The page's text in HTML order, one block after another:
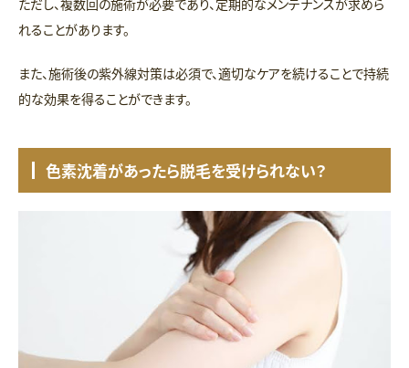
ただし、複数回の施術が必要であり、定期的なメンテナンスが求めら
れることがあります。
また、施術後の紫外線対策は必須で、適切なケアを続けることで持続
的な効果を得ることができます。
色素沈着があったら脱毛を受けられない？